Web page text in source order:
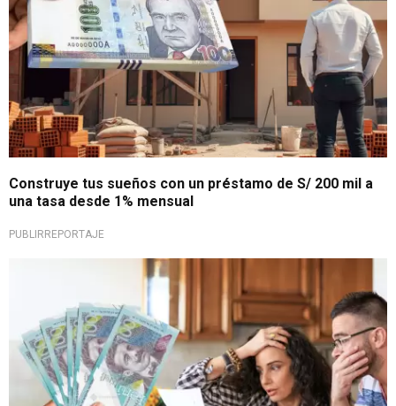
Construye tus sueños con un préstamo de S/ 200 mil a
una tasa desde 1% mensual
PUBLIRREPORTAJE
Una opción segura y rápida